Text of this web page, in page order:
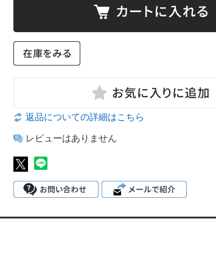
返品についての詳細はこちら
レビューはありません